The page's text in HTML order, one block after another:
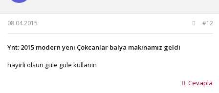
08.04.2015 #12
Ynt: 2015 modern yeni Çokcanlar balya makinamız geldi
hayirli olsun gule gule kullanin
Cevapla